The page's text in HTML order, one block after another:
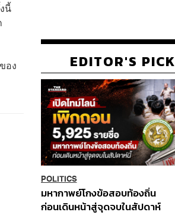
นี้
อง
EDITOR'S PICK
POLITICS
มหากาพย์โกงข้อสอบท้องถิ่น
ก่อนเดินหน้าสู่จุดจบในสัปดาห์